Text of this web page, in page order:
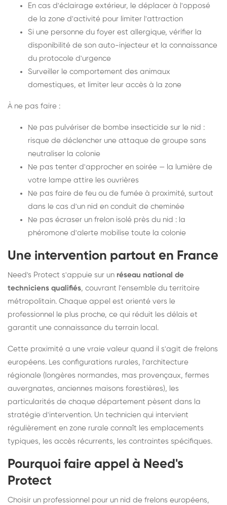
En cas d'éclairage extérieur, le déplacer à l'opposé
de la zone d'activité pour limiter l'attraction
Si une personne du foyer est allergique, vérifier la
disponibilité de son auto-injecteur et la connaissance
du protocole d'urgence
Surveiller le comportement des animaux
domestiques, et limiter leur accès à la zone
À ne pas faire :
Ne pas pulvériser de bombe insecticide sur le nid :
risque de déclencher une attaque de groupe sans
neutraliser la colonie
Ne pas tenter d'approcher en soirée — la lumière de
votre lampe attire les ouvrières
Ne pas faire de feu ou de fumée à proximité, surtout
dans le cas d'un nid en conduit de cheminée
Ne pas écraser un frelon isolé près du nid : la
phéromone d'alerte mobilise toute la colonie
Une intervention partout en France
Need's Protect s'appuie sur un réseau national de
techniciens qualifiés, couvrant l'ensemble du territoire
métropolitain. Chaque appel est orienté vers le
professionnel le plus proche, ce qui réduit les délais et
garantit une connaissance du terrain local.
Cette proximité a une vraie valeur quand il s'agit de frelons
européens. Les configurations rurales, l'architecture
régionale (longères normandes, mas provençaux, fermes
auvergnates, anciennes maisons forestières), les
particularités de chaque département pèsent dans la
stratégie d'intervention. Un technicien qui intervient
régulièrement en zone rurale connaît les emplacements
typiques, les accès récurrents, les contraintes spécifiques.
Pourquoi faire appel à Need's
Protect
Choisir un professionnel pour un nid de frelons européens,